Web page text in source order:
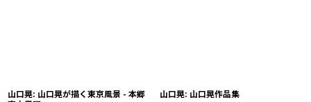
山口晃: 山口晃が描く東京風景 - 本郷
山口晃: 山口晃作品集